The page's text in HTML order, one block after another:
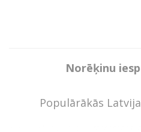
Norēķinu
Populārākās